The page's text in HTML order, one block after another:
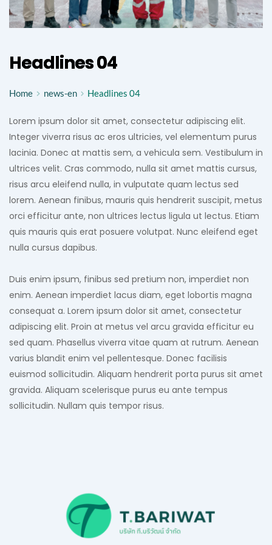
Headlines 04
Home news-en Headlines 04
Lorem ipsum dolor sit amet, consectetur adipiscing elit.
Integer viverra risus ac eros ultricies, vel elementum purus
lacinia. Donec at mattis sem, a vehicula sem. Vestibulum in
ultrices velit. Cras commodo, nulla sit amet mattis cursus,
risus arcu eleifend nulla, in vulputate quam lectus sed
lorem. Aenean finibus, mauris quis hendrerit suscipit, metus
orci efficitur ante, non ultrices lectus ligula ut lectus. Etiam
quis mauris quis erat posuere volutpat. Nunc eleifend eget
nulla cursus dapibus.
Duis enim ipsum, finibus sed pretium non, imperdiet non
enim. Aenean imperdiet lacus diam, eget lobortis magna
consequat a. Lorem ipsum dolor sit amet, consectetur
adipiscing elit. Proin at metus vel arcu gravida efficitur eu
sed quam. Phasellus viverra vitae quam at rutrum. Aenean
varius blandit enim vel pellentesque. Donec facilisis
euismod sollicitudin. Aliquam hendrerit porta purus sit amet
gravida. Aliquam scelerisque purus eu ante tempus
sollicitudin. Nullam quis tempor risus.